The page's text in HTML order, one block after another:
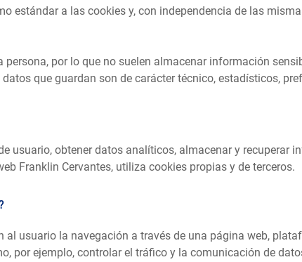
estándar a las cookies y, con independencia de las
persona, por lo que no suelen almacenar información
que guardan son de carácter técnico, estadísticos,
usuario, obtener datos analíticos, almacenar y recuperar
Franklin Cervantes, utiliza cookies propias y de terceros.
al usuario la navegación a través de una página web,
por ejemplo, controlar el tráfico y la comunicación de